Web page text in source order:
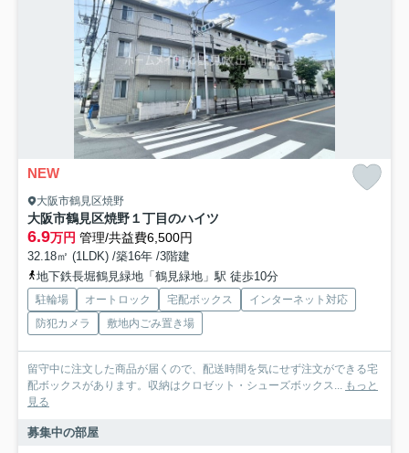
NEW
大阪市鶴見区焼野
大阪市鶴見区焼野１丁目のハイツ
6.9万円 管理/共益費6,500円
32.18㎡ (1LDK) /築16年 /3階建
地下鉄長堀鶴見緑地「鶴見緑地」駅 徒歩10分
駐輪場 オートロック 宅配ボックス
インターネット対応
防犯カメラ
敷地内ごみ置き場
留守中に注文した商品が届くので、配送時間を気にせず注文ができる宅
配ボックスがあります。収納はクロゼット・シューズボックス... もっと
見る
募集中の部屋